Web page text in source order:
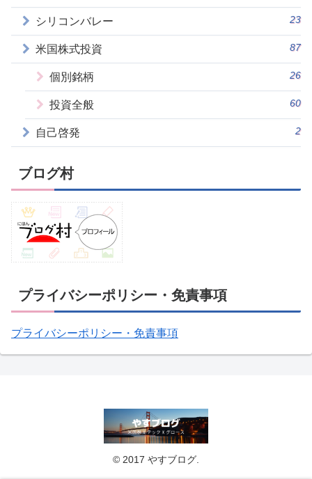
シリコンバレー 23
米国株式投資 87
個別銘柄 26
投資全般 60
自己啓発 2
ブログ村
プライバシーポリシー・免責事項
プライバシーポリシー・免責事項
© 2017 やすブログ.